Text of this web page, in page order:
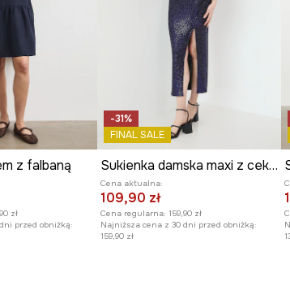
z falbaną
zł
przed obniżką:
-31%
FINAL SALE
Sukienka damska maxi z cekinami
Cena aktualna:
109,90 zł
Cena regularna: 159,90 zł
Najniższa cena z 30 dni przed obniżką:
159,90 zł